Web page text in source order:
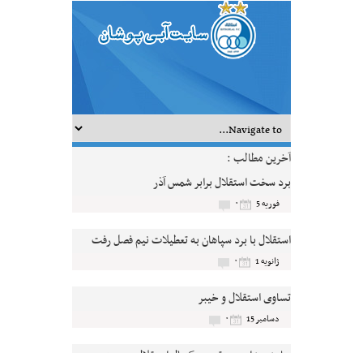
آخرین مطالب :
برد سخت استقلال برابر شمس آذر
فوریه 5 ۰
استقلال با برد سپاهان به تعطیلات نیم فصل رفت
ژانویه 1 ۰
تساوی استقلال و خیبر
دسامبر 15 ۰